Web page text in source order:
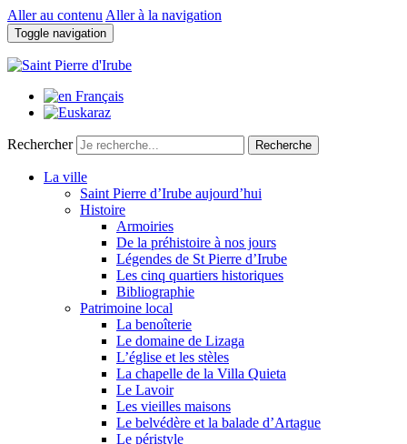
Aller au contenu Aller à la navigation
Toggle navigation
Rechercher Recherche
La ville
Saint Pierre d’Irube aujourd’hui
Histoire
Armoiries
De la préhistoire à nos jours
Légendes de St Pierre d’Irube
Les cinq quartiers historiques
Bibliographie
Patrimoine local
La benoîterie
Le domaine de Lizaga
L’église et les stèles
La chapelle de la Villa Quieta
Le Lavoir
Les vieilles maisons
Le belvédère et la balade d’Artague
Le péristyle